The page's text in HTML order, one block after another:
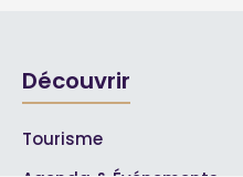
Découvrir
Tourisme